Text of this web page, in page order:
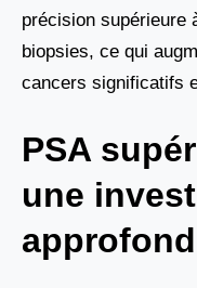
précision supérieure
biopsies, ce qui
cancers significatifs
PSA
une